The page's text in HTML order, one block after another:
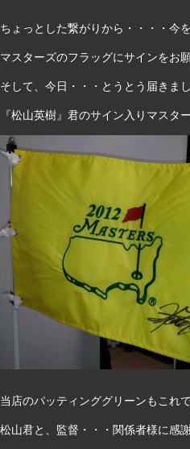
ちょっとした繋がりから・・・・今
マスターズのフラッグにサインをお
そして、今日・・・とうとう届きま
『松山英樹』君のサイン入りマスタ
当店のパッティンググリーンもこれ
松山君と、監督・・・関係者様に感謝